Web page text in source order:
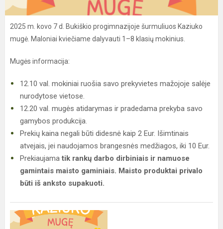
2025 m. kovo 7 d. Bukiškio progimnazijoje šurmuliuos Kaziuko
mugė. Maloniai kviečiame dalyvauti 1–8 klasių mokinius.
Mugės informacija:
12.10 val. mokiniai ruošia savo prekyvietes mažojoje salėje
nurodytose vietose.
12.20 val. mugės atidarymas ir pradedama prekyba savo
gamybos produkcija.
Prekių kaina negali būti didesnė kaip 2 Eur. Išimtinais
atvejais, jei naudojamos brangesnės medžiagos, iki 10 Eur.
Prekiaujama tik rankų darbo dirbiniais ir namuose
gamintais maisto gaminiais. Maisto produktai privalo
būti iš anksto supakuoti.